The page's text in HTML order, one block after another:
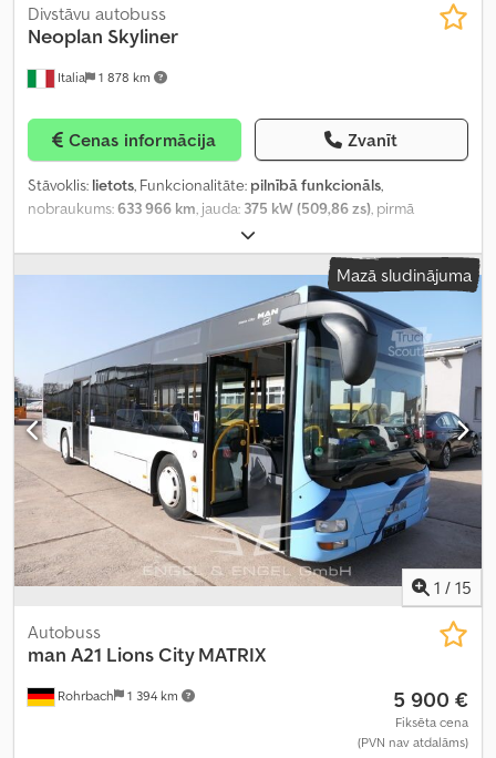
Italia 1 878 km
Divstāvu autobuss
Neoplan Skyliner
Cenas informācija Zvanīt
Stāvoklis: lietots, Funkcionalitāte: pilnībā funkcionāls,
nobraukums:633 966 km, jauda: 375 kW (509,86 zs), pirmā
, degvielas veids:
skaits:79, emisijas klase:Euro 6, krāsa:zils, riepas izmērs:315/70
R22.5, Ražošanas gads:2022, iekārtas/transportlīdzekļa numurs:
, Aprīkojums:ABS, gaisa kondicionēšana,
Mazā sludinājuma
1 / 15
Rohrbach 1 394 km
Autobuss
man A21 Lions City MATRIX
5 900 €
Fiksēta cena
(PVN nav atdalāms)